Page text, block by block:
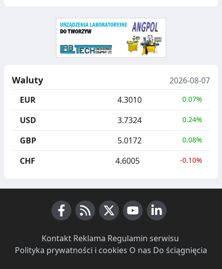
Waluty
2026-08-07
EUR
4.3010 0.07%
USD 3.7324 0.24%
GBP 5.0172 0.08%
CHF 4.6005 -0.10%
Kontakt· Reklama Regulamin serwisu
Polityka prywatności i cookies O nas Do ściągnięcia